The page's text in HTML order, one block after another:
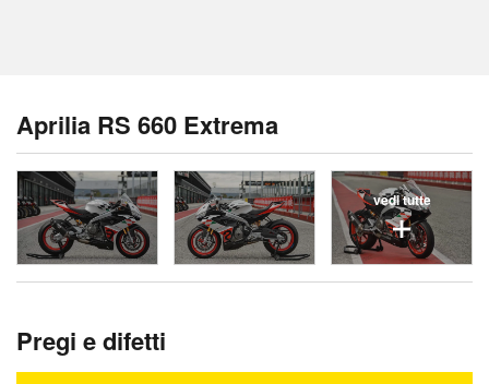
Aprilia RS 660 Extrema
vedi tutte
Pregi e difetti